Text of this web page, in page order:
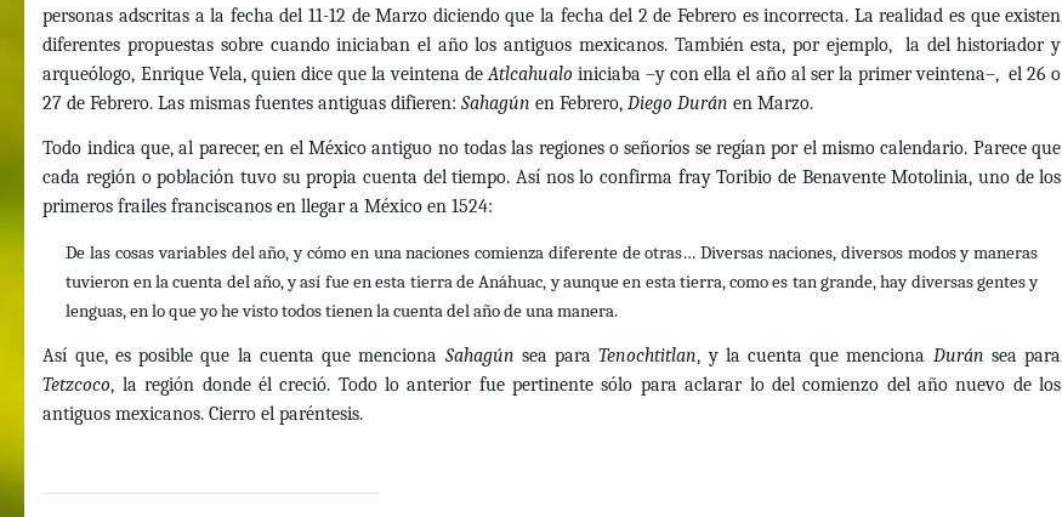
personas adscritas a la fecha del 11-12 de Marzo diciendo que la fecha del 2 de Febrero es incorrecta. La realidad es que existen
diferentes propuestas sobre cuando iniciaban el año los antiguos mexicanos. También esta, por ejemplo, la del historiador y
arqueólogo, Enrique Vela, quien dice que la veintena deAtlcahualoiniciaba –y con ella el año al ser la primer veintena–, el 26 o
27 de Febrero. Las mismas fuentes antiguas difieren:Sahagún en Febrero,Diego Durán en Marzo.
Todo indica que, al parecer, en el México antiguo no todas las regiones o señoríos se regían por el mismo calendario. Parece que
cada región o población tuvo su propia cuenta del tiempo. Así nos lo confirma fray Toribio de Benavente Motolinia, uno de los
primeros frailes franciscanos en llegar a México en 1524:
De las cosas variables del año, y cómo en una naciones comienza diferente de otras… Diversas naciones, diversos modos y maneras
tuvieron en la cuenta del año, y así fue en esta tierra de Anáhuac, y aunque en esta tierra, como es tan grande, hay diversas gentes y
lenguas, en lo que yo he visto todos tienen la cuenta del año de una manera.
Así que, es posible que la cuenta que menciona Sahagún sea paraTenochtitlan, y la cuenta que menciona Durán sea para
Tetzcoco, la región donde él creció. Todo lo anterior fue pertinente sólo para aclarar lo del comienzo del año nuevo de los
antiguos mexicanos. Cierro el paréntesis.